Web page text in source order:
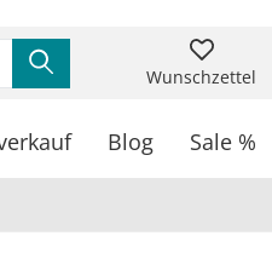
Wunschzettel
Blog Sale %